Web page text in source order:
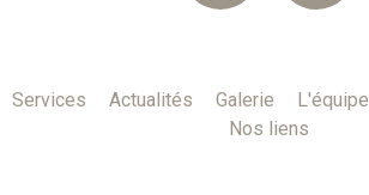
Services Actualités Galerie L'équipe
Nos liens